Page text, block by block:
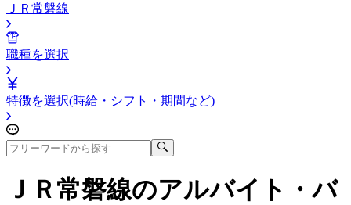
ＪＲ常磐線
職種を選択
特徴を選択(時給・シフト・期間など)
ＪＲ常磐線のアルバイト・バ